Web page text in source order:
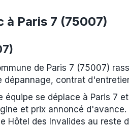
Paris 7 (75007)
de Paris 7 (75007)
contrat
se déplace à Paris 7
et prix annoncé
des Invalides au reste